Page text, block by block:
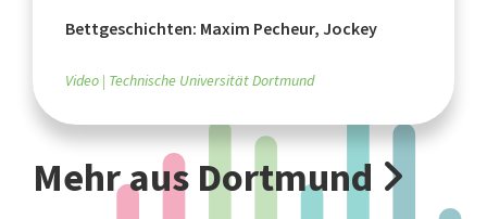
Bettgeschichten: Maxim Pecheur, Jockey
Video Technische Universität Dortmund
Mehr aus Dortmund